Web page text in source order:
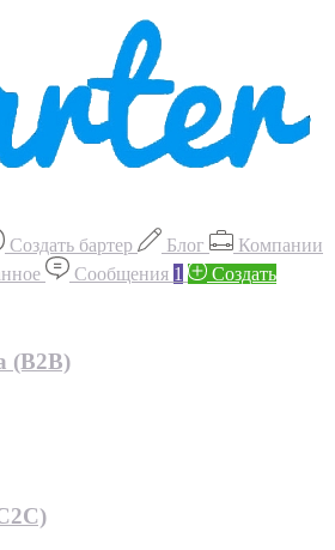
Создать бартер Блог
Компании
Сообщения 1
Создать
(B2B)